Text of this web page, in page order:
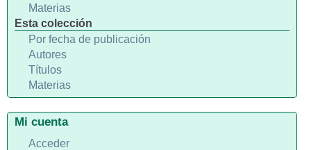
Materias
Esta colección
Por fecha de publicación
Autores
Títulos
Materias
Mi cuenta
Acceder